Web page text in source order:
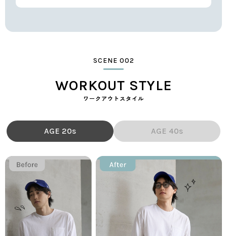
SCENE 002
WORKOUT STYLE
ワークアウトスタイル
AGE 20s AGE 40s